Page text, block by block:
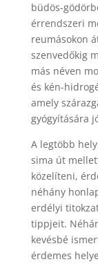
büdös-
érrendszeri
reumásokon
szenvedőkig
más néven
és kén-
amely
gyógyítására
A legtöbb
sima út
közelíteni,
néhány
erdélyi
tippjeit.
kevésbé
érdemes